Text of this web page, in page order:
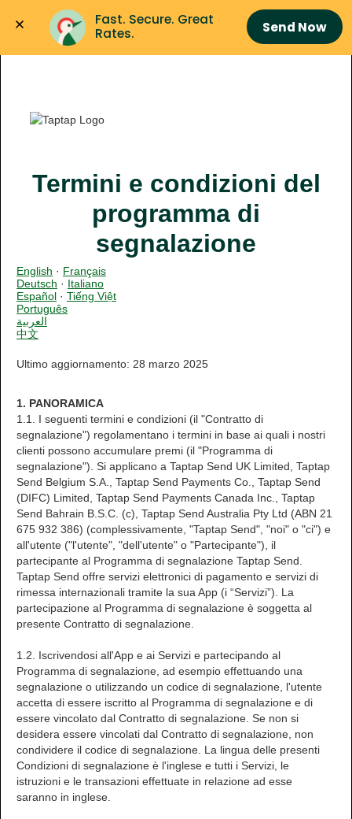
Fast. Secure. Great
Rates.
Send Now
Termini e condizioni del
programma di
segnalazione
English · Français
Deutsch · Italiano
Español · Tiếng Việt
Português
العربية
中文
Ultimo aggiornamento: 28 marzo 2025
1. PANORAMICA
1.1. I seguenti termini e condizioni (il "Contratto di
segnalazione") regolamentano i termini in base ai quali i nostri
clienti possono accumulare premi (il "Programma di
segnalazione"). Si applicano a Taptap Send UK Limited, Taptap
Send Belgium S.A., Taptap Send Payments Co., Taptap Send
(DIFC) Limited, Taptap Send Payments Canada Inc., Taptap
Send Bahrain B.S.C. (c), Taptap Send Australia Pty Ltd (ABN 21
675 932 386) (complessivamente, "Taptap Send", "noi" o "ci") e
all'utente ("l'utente", "dell'utente" o "Partecipante"), il
partecipante al Programma di segnalazione Taptap Send.
Taptap Send offre servizi elettronici di pagamento e servizi di
rimessa internazionali tramite la sua App (i “Servizi”). La
partecipazione al Programma di segnalazione è soggetta al
presente Contratto di segnalazione.
1.2. Iscrivendosi all'App e ai Servizi e partecipando al
Programma di segnalazione, ad esempio effettuando una
segnalazione o utilizzando un codice di segnalazione, l'utente
accetta di essere iscritto al Programma di segnalazione e di
essere vincolato dal Contratto di segnalazione. Se non si
desidera essere vincolati dal Contratto di segnalazione, non
condividere il codice di segnalazione. La lingua delle presenti
Condizioni di segnalazione è l'inglese e tutti i Servizi, le
istruzioni e le transazioni effettuate in relazione ad esse
saranno in inglese.